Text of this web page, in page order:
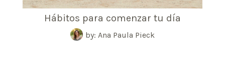
Hábitos para comenzar tu día
by: Ana Paula Pieck